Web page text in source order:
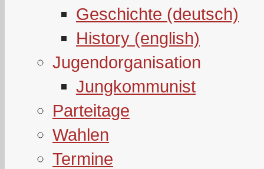
Geschichte (deutsch)
History (english)
Jugendorganisation
Jungkommunist
Parteitage
Wahlen
Termine